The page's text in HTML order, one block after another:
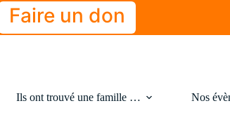
Faire un don
Ils ont trouvé une famille … Nos